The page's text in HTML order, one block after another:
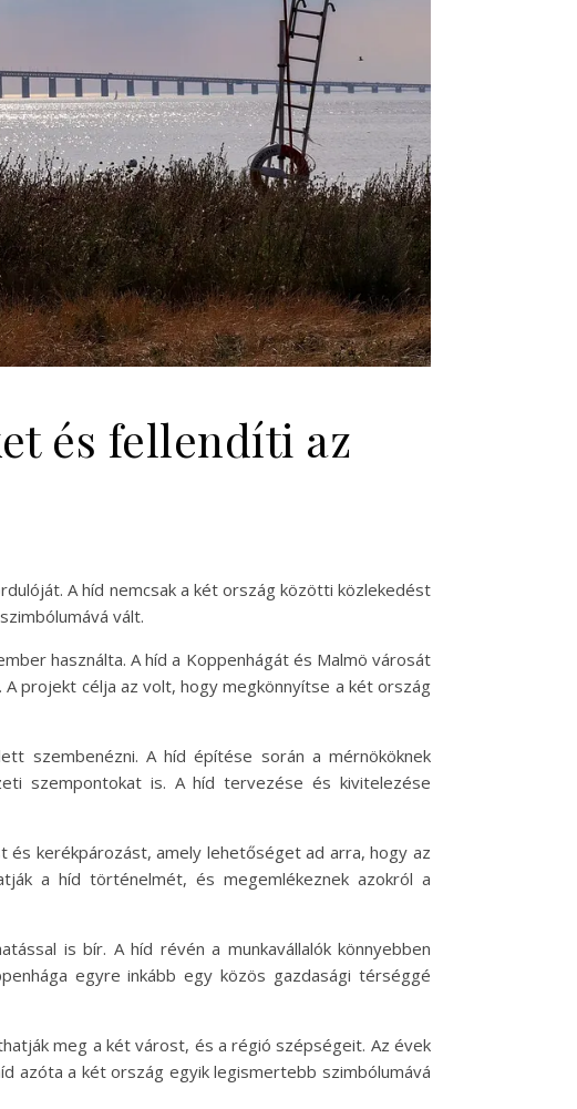
és fellendíti az
A híd nemcsak a két ország közötti közlekedést
vált.
használta. A híd a Koppenhágát és Malmö városát
projekt célja az volt, hogy megkönnyítse a két ország
szembenézni. A híd építése során a mérnököknek
szempontokat is. A híd tervezése és kivitelezése
és kerékpározást, amely lehetőséget ad arra, hogy az
a híd történelmét, és megemlékeznek azokról a
is bír. A híd révén a munkavállalók könnyebben
egyre inkább egy közös gazdasági térséggé
meg a két várost, és a régió szépségeit. Az évek
azóta a két ország egyik legismertebb szimbólumává